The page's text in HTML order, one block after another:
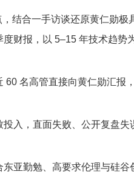
结合一手访谈还原黄仁勋极
度财报，以 5–15 年技术趋
60 名高管直接向黄仁勋汇报
投入，直面失败、公开复盘失
东亚勤勉、高要求伦理与硅